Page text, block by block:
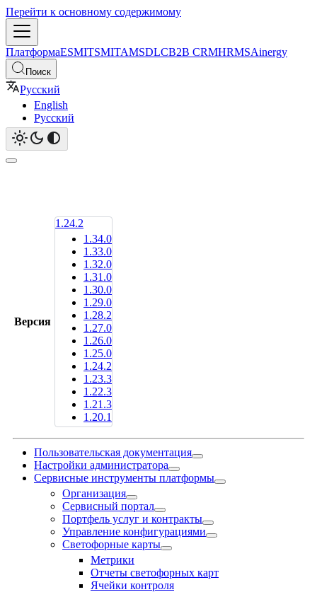
Перейти к основному содержимому
ПлатформаESMITSMITAMSDLCB2B CRMHRMSAinergy
Поиск
Русский
English
Русский
Версия
1.24.2
1.34.0
1.33.0
1.32.0
1.31.0
1.30.0
1.29.0
1.28.2
1.27.0
1.26.0
1.25.0
1.24.2
1.23.3
1.22.3
1.21.3
1.20.1
Пользовательская документация
Настройки администратора
Сервисные инструменты платформы
Организация
Сервисный портал
Портфель услуг и контракты
Управление конфигурациями
Светофорные карты
Метрики
Отчеты светофорных карт
Ячейки контроля